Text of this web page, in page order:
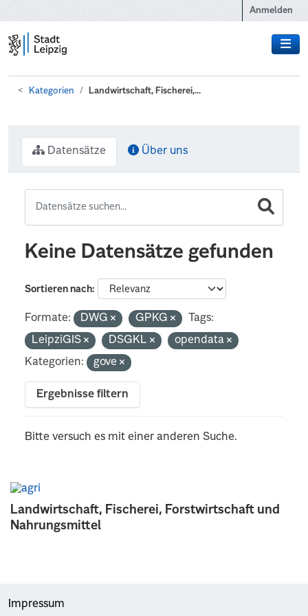
Anmelden
Kategorien Landwirtschaft, Fischerei,...
Landwirtschaft, Fischerei, Forstwirtschaft und
Nahrungsmittel
Datensätze Über uns
Keine Datensätze gefunden
Sortieren nach
Formate: DWG GPKG
Tags:
LeipziGIS
DSGKL
opendata
Kategorien:
gove
Ergebnisse filtern
Bitte versuch es mit einer anderen Suche.
Impressum